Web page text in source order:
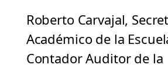
Roberto Carvajal,
Académico de la
Contador Auditor de la